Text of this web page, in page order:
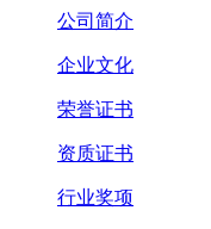
公司简介
企业文化
荣誉证书
资质证书
行业奖项